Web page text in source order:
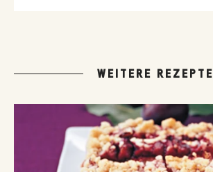
WEITERE REZEPTE